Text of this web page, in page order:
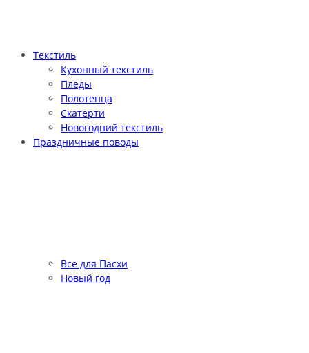
Текстиль
Кухонный текстиль
Пледы
Полотенца
Скатерти
Новогодний текстиль
Праздничные поводы
Все для Пасхи
Новый год